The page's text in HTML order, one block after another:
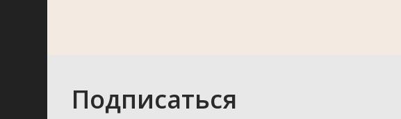
Подписаться